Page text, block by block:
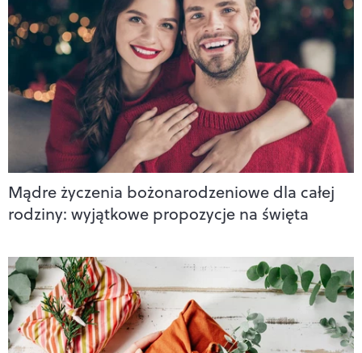
Mądre życzenia bożonarodzeniowe dla całej
rodziny: wyjątkowe propozycje na święta